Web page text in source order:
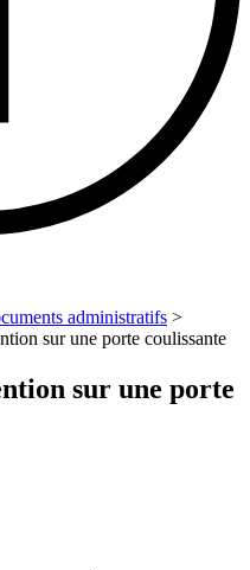
administratifs >
sur une porte coulissante
sur une porte